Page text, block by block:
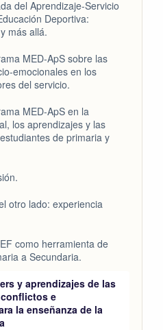
del Aprendizaje-Servicio
Deportiva:
más allá.
MED-ApS sobre las
emocionales en los
del servicio.
MED-ApS en la
los aprendizajes y las
de primaria y
otro lado: experiencia
como herramienta de
a Secundaria.
y aprendizajes de las
e
la enseñanza de la